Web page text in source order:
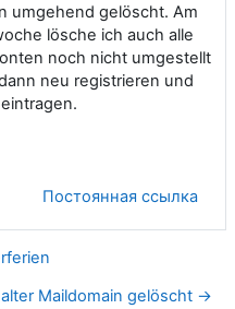
umgehend gelöscht. Am
lösche ich auch alle
noch nicht umgestellt
neu registrieren und
Постоянная ссылка
Maildomain gelöscht →